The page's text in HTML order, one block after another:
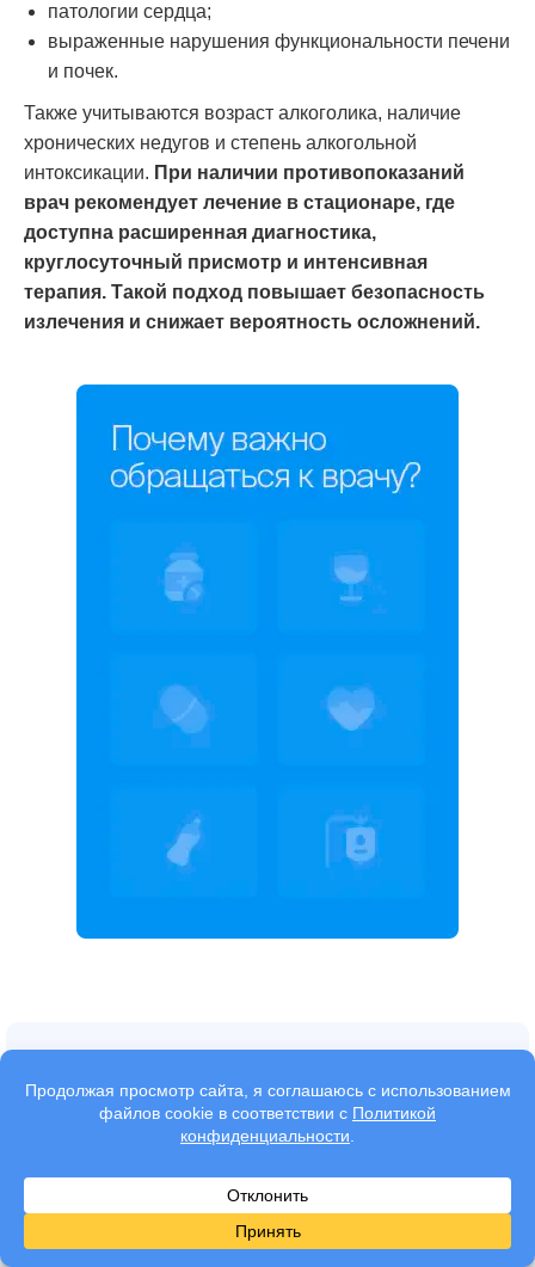
патологии сердца;
выраженные нарушения функциональности печени
и почек.
Также учитываются возраст алкоголика, наличие
хронических недугов и степень алкогольной
интоксикации. При наличии противопоказаний
врач рекомендует лечение в стационаре, где
доступна расширенная диагностика,
круглосуточный присмотр и интенсивная
терапия. Такой подход повышает безопасность
излечения и снижает вероятность осложнений.
Современная диагностика помогает быстрее
восстановить здоровье